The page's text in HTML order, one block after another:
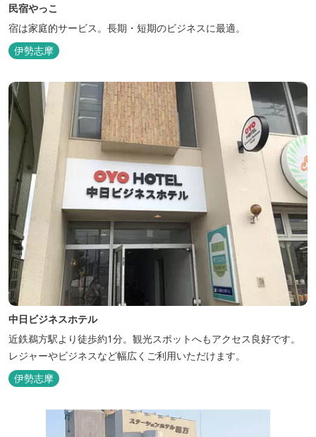
民宿やっこ
宿は家庭的サービス。長期・短期のビジネスに最適。
伊勢志摩
中日ビジネスホテル
近鉄鵜方駅より徒歩約1分。観光スポットへもアクセス良好です。
レジャーやビジネスなど幅広くご利用いただけます。
伊勢志摩